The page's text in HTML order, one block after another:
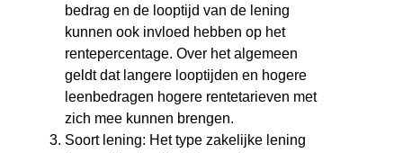
bedrag en de looptijd van de lening
kunnen ook invloed hebben op het
rentepercentage. Over het algemeen
geldt dat langere looptijden en hogere
leenbedragen hogere rentetarieven met
zich mee kunnen brengen.
Soort lening: Het type zakelijke lening